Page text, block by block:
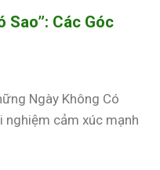
Sao”: Các Góc
Ngày Không Có
nghiệm cảm xúc mạnh